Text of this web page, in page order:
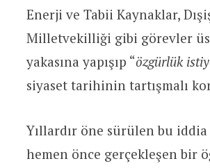
Enerji ve Tabii Kaynaklar,
Milletvekilliği gibi görevler
yakasına yapışıp “özgürlük
siyaset tarihinin tartışmalı
Yıllardır öne sürülen bu
hemen önce gerçekleşen bir